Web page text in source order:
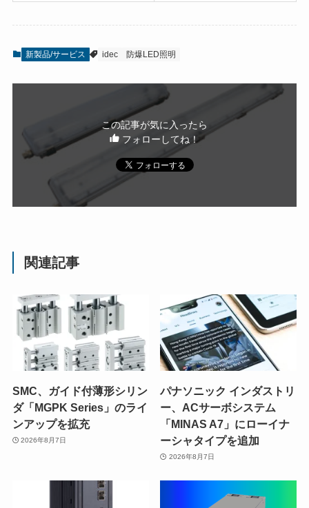
新製品/サービス idec 防爆LED照明
この記事が気に入ったら
フォローしてね！
関連記事
SMC、ガイド付薄形シリン
ダ「MGPK Series」のライ
ンアップを拡充
2026年8月7日
パナソニック インダストリ
ー、ACサーボシステム
「MINAS A7」にローイナ
ーシャタイプを追加
2026年8月7日